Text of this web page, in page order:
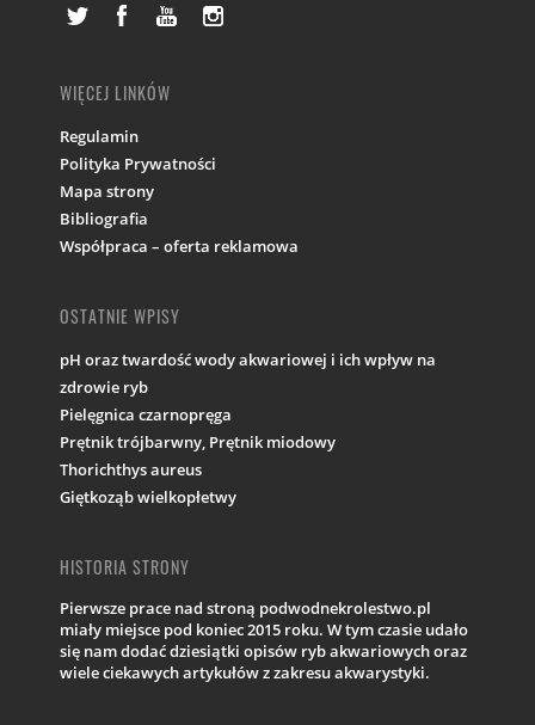
WIĘCEJ LINKÓW
Regulamin
Polityka Prywatności
Mapa strony
Bibliografia
Współpraca – oferta reklamowa
OSTATNIE WPISY
pH oraz twardość wody akwariowej i ich wpływ na
zdrowie ryb
Pielęgnica czarnopręga
Prętnik trójbarwny, Prętnik miodowy
Thorichthys aureus
Giętkoząb wielkopłetwy
HISTORIA STRONY
Pierwsze prace nad stroną podwodnekrolestwo.pl
miały miejsce pod koniec 2015 roku. W tym czasie udało
się nam dodać dziesiątki opisów ryb akwariowych oraz
wiele ciekawych artykułów z zakresu akwarystyki.